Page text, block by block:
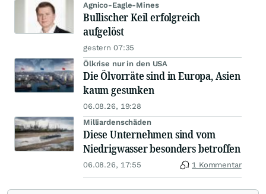
Agnico-Eagle-Mines
Bullischer Keil erfolgreich
aufgelöst
gestern 07:35
Ölkrise nur in den USA
Die Ölvorräte sind in Europa, Asien
kaum gesunken
06.08.26, 19:28
Milliardenschäden
Diese Unternehmen sind vom
Niedrigwasser besonders betroffen
06.08.26, 17:55 1 Kommentar